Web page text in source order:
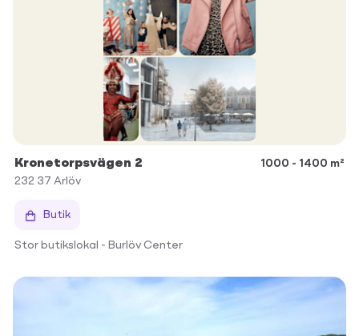
Kronetorpsvägen 2
1000 - 1400 m²
232 37 Arlöv
Butik
Stor butikslokal - Burlöv Center